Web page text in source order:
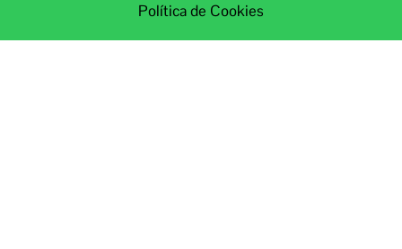
Política de Cookies